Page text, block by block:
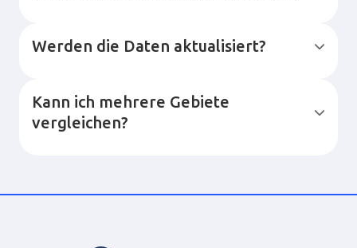
Werden die Daten aktualisiert?
Kann ich mehrere Gebiete
vergleichen?